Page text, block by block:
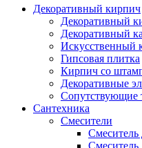
Декоративный кирпич
Декоративный
Декоративный
Искусственный
Гипсовая плитка
Кирпич со
Декоративные
Сопутствующие
Сантехника
Смесители
Смеситель